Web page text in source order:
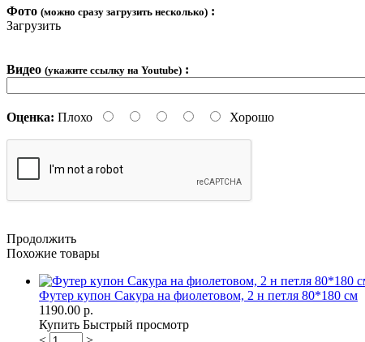
Фото (можно сразу загрузить несколько) :
Загрузить
Видео (укажите ссылку на Youtube) :
Оценка: Плохо Хорошо
Продолжить
Похожие товары
Футер купон Сакура на фиолетовом, 2 н петля 80*180 см
1190.00 р.
Купить Быстрый просмотр